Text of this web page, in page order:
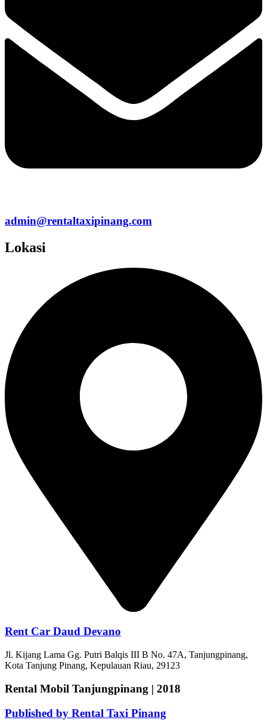
admin@rentaltaxipinang.com
Lokasi
Rent Car Daud Devano
Jl. Kijang Lama Gg. Putri Balqis III B No. 47A, Tanjungpinang,
Kota Tanjung Pinang, Kepulauan Riau, 29123
Rental Mobil Tanjungpinang | 2018
Published by Rental Taxi Pinang